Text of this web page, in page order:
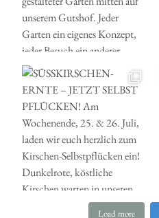
Load more